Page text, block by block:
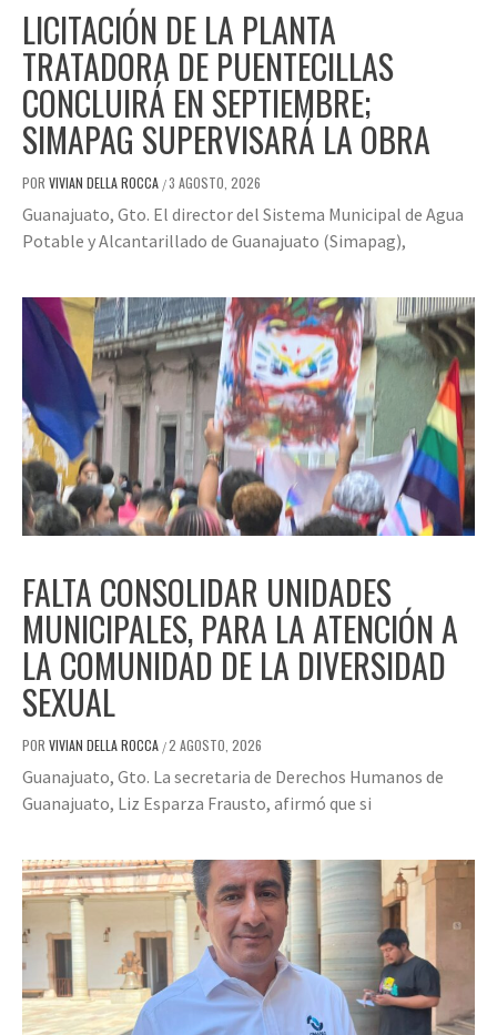
LICITACIÓN DE LA PLANTA
TRATADORA DE PUENTECILLAS
CONCLUIRÁ EN SEPTIEMBRE;
SIMAPAG SUPERVISARÁ LA OBRA
POR VIVIAN DELLA ROCCA /3 AGOSTO, 2026
Guanajuato, Gto. El director del Sistema Municipal de Agua
Potable y Alcantarillado de Guanajuato (Simapag),
FALTA CONSOLIDAR UNIDADES
MUNICIPALES, PARA LA ATENCIÓN A
LA COMUNIDAD DE LA DIVERSIDAD
SEXUAL
POR VIVIAN DELLA ROCCA /2 AGOSTO, 2026
Guanajuato, Gto. La secretaria de Derechos Humanos de
Guanajuato, Liz Esparza Frausto, afirmó que si